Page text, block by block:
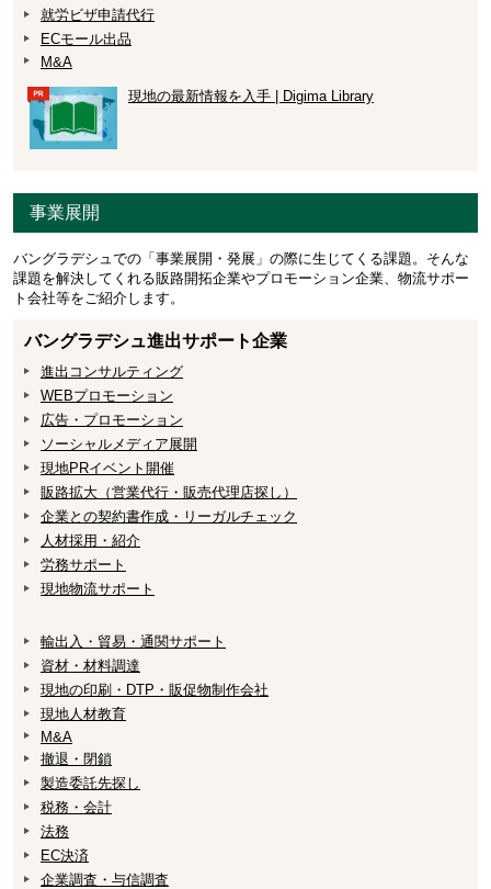
就労ビザ申請代行
ECモール出品
M&A
現地の最新情報を入手 | Digima Library
事業展開
バングラデシュでの「事業展開・発展」の際に生じてくる課題。そんな
課題を解決してくれる販路開拓企業やプロモーション企業、物流サポー
ト会社等をご紹介します。
バングラデシュ進出サポート企業
進出コンサルティング
WEBプロモーション
広告・プロモーション
ソーシャルメディア展開
現地PRイベント開催
販路拡大（営業代行・販売代理店探し）
企業との契約書作成・リーガルチェック
人材採用・紹介
労務サポート
現地物流サポート
輸出入・貿易・通関サポート
資材・材料調達
現地の印刷・DTP・販促物制作会社
現地人材教育
M&A
撤退・閉鎖
製造委託先探し
税務・会計
法務
EC決済
企業調査・与信調査